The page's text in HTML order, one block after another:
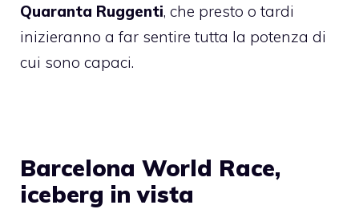
Quaranta Ruggenti, che presto o tardi
inizieranno a far sentire tutta la potenza di
cui sono capaci.
Barcelona World Race,
iceberg in vista